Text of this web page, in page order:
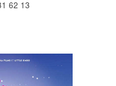
62 13